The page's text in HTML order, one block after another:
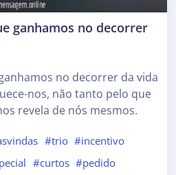
ganhamos no decorrer
no decorrer da vida
nos, não tanto pelo que
revela de nós mesmos.
#trio #incentivo
#curtos #pedido